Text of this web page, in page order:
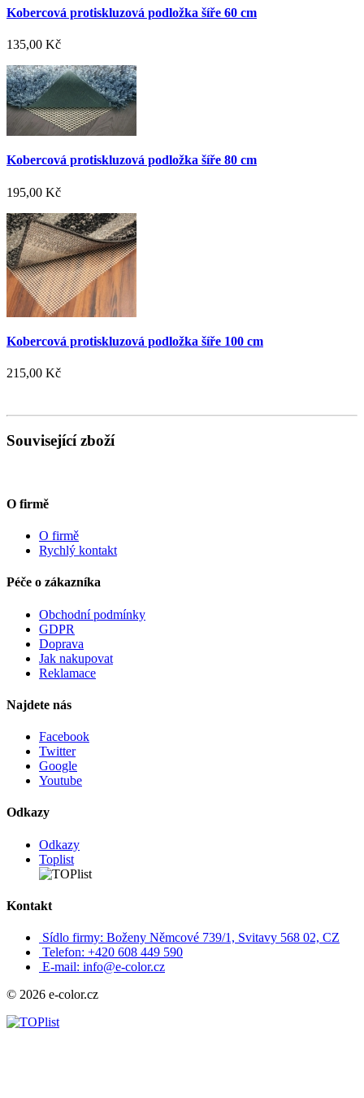
Kobercová protiskluzová podložka šíře 60 cm
135,00 Kč
Kobercová protiskluzová podložka šíře 80 cm
195,00 Kč
Kobercová protiskluzová podložka šíře 100 cm
215,00 Kč
Související zboží
O firmě
O firmě
Rychlý kontakt
Péče o zákazníka
Obchodní podmínky
GDPR
Doprava
Jak nakupovat
Reklamace
Najdete nás
Facebook
Twitter
Google
Youtube
Odkazy
Odkazy
Toplist
Kontakt
Sídlo firmy: Boženy Němcové 739/1, Svitavy 568 02, CZ
Telefon: +420 608 449 590
E-mail: info@e-color.cz
© 2026 e-color.cz